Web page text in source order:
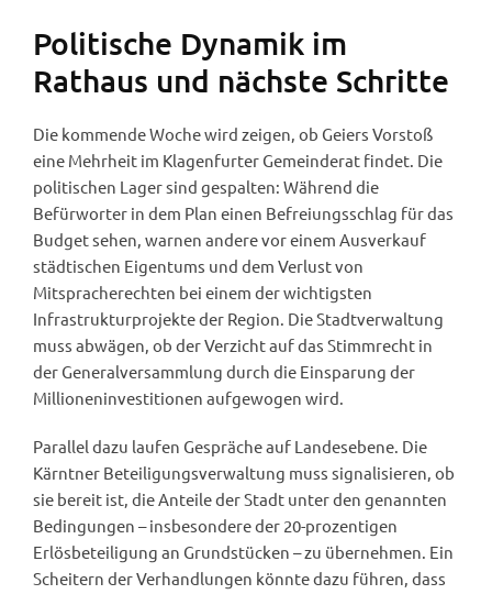
Politische Dynamik im
Rathaus und nächste Schritte
Die kommende Woche wird zeigen, ob Geiers Vorstoß
eine Mehrheit im Klagenfurter Gemeinderat findet. Die
politischen Lager sind gespalten: Während die
Befürworter in dem Plan einen Befreiungsschlag für das
Budget sehen, warnen andere vor einem Ausverkauf
städtischen Eigentums und dem Verlust von
Mitspracherechten bei einem der wichtigsten
Infrastrukturprojekte der Region. Die Stadtverwaltung
muss abwägen, ob der Verzicht auf das Stimmrecht in
der Generalversammlung durch die Einsparung der
Millioneninvestitionen aufgewogen wird.
Parallel dazu laufen Gespräche auf Landesebene. Die
Kärntner Beteiligungsverwaltung muss signalisieren, ob
sie bereit ist, die Anteile der Stadt unter den genannten
Bedingungen – insbesondere der 20-prozentigen
Erlösbeteiligung an Grundstücken – zu übernehmen. Ein
Scheitern der Verhandlungen könnte dazu führen, dass